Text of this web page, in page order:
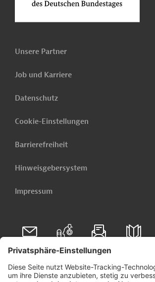
Unsere Partner
Job und Karriere
Datenschutz
Cookie-Einstellungen
Barrierefreiheit
Hinweisgebersystem
Impressum
Folgen Sie uns auf